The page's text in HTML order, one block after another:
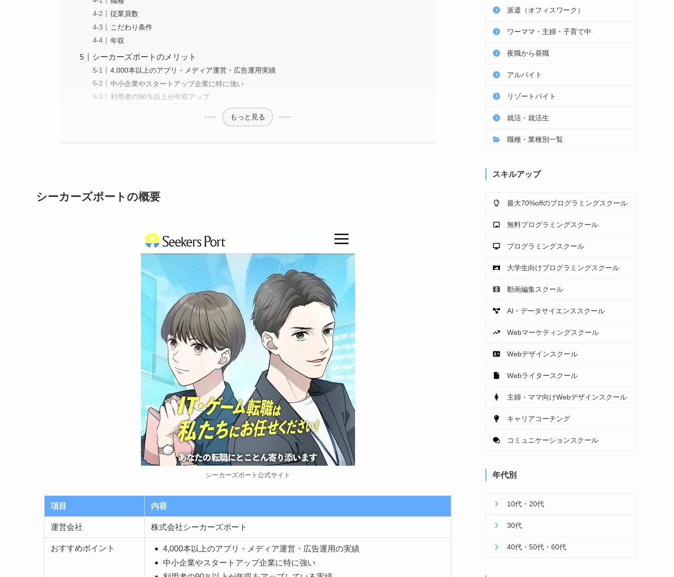
従業員数
こだわり条件
年収
シーカーズポートのメリット
4,000本以上のアプリ・メディア運営・広告運用実績
中小企業やスタートアップ企業に特に強い
利用者の90％以上が年収アップ
もっと見る
シーカーズポートの概要
シーカーズポート公式サイト
項目 内容
運営会社 株式会社シーカーズポート
おすすめポイント
4,000本以上のアプリ・メディア運営・広告運用の実績
中小企業やスタートアップ企業に特に強い
派遣（オフィスワーク）
ワーママ・主婦・子育て中
夜職から昼職
アルバイト
リゾートバイト
就活・就活生
職種・業種別一覧
スキルアップ
最大70%offのプログラミングスクール
無料プログラミングスクール
プログラミングスクール
大学生向けプログラミングスクール
動画編集スクール
AI・データサイエンススクール
Webマーケティングスクール
Webデザインスクール
Webライタースクール
主婦・ママ向けWebデザインスクール
キャリアコーチング
コミュニケーションスクール
年代別
10代・20代
30代
40代・50代・60代